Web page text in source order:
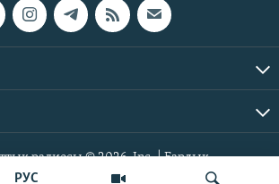
РУС
радиосы © 2026, Inc. | Барлық